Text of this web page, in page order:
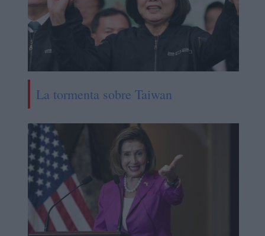
La tormenta sobre Taiwan